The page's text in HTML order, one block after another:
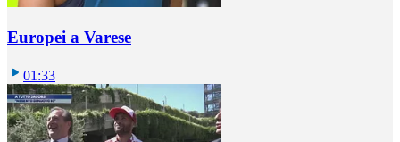
Europei a Varese
01:33